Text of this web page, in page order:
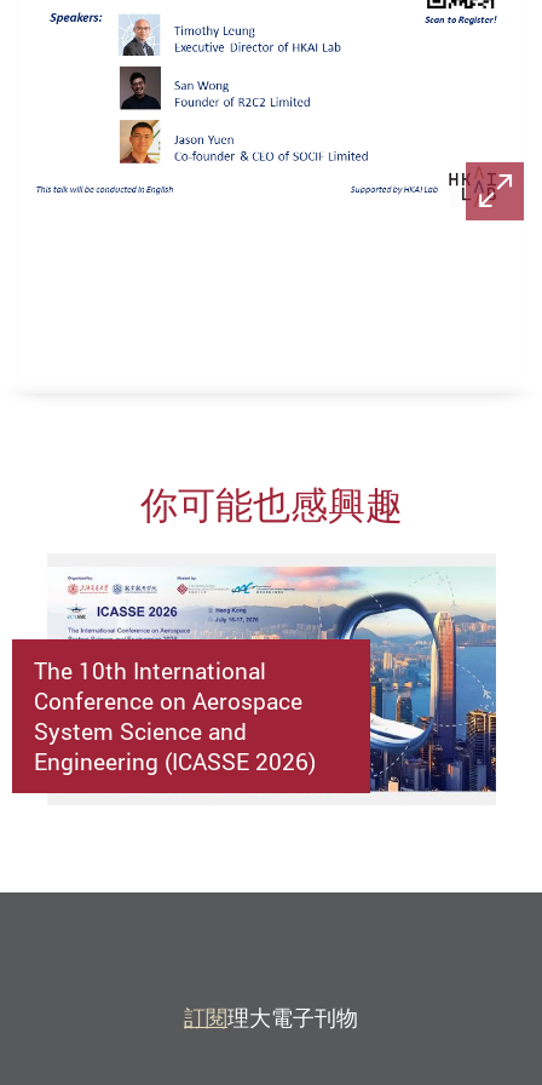
你可能也感興趣
The 10th International
Conference on Aerospace
System Science and
Engineering (ICASSE 2026)
訂閱理大電子刊物